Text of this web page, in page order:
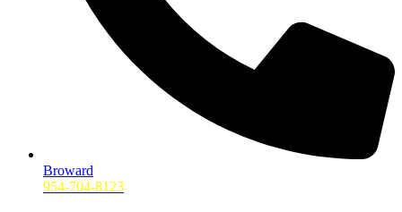
Broward
954-704-8123